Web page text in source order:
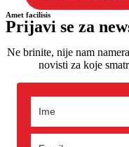
Amet facilisis
Prijavi se za
Ne brinite, nije nam
novisti za koje